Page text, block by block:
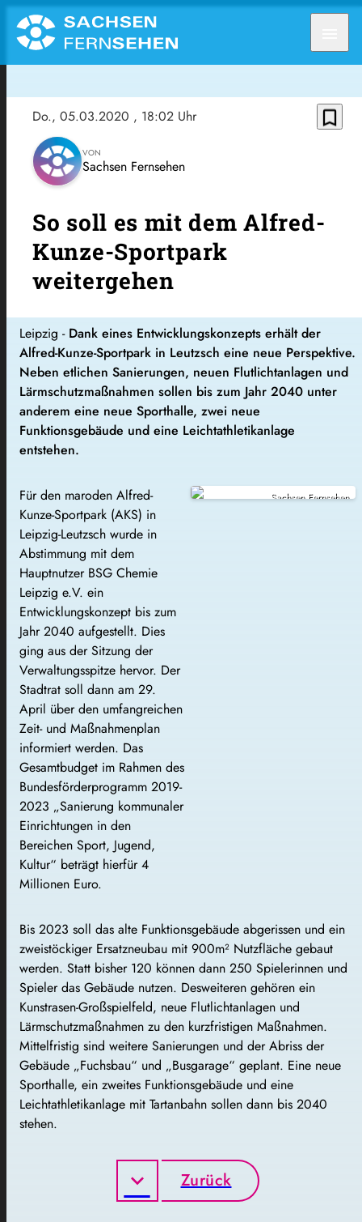
Do., 05.03.2020 , 18:02 Uhr bookmark_border
VON
Sachsen Fernsehen
So soll es mit dem Alfred-
Kunze-Sportpark
weitergehen
Leipzig - Dank eines Entwicklungskonzepts erhält der
Alfred-Kunze-Sportpark in Leutzsch eine neue Perspektive.
Neben etlichen Sanierungen, neuen Flutlichtanlagen und
Lärmschutzmaßnahmen sollen bis zum Jahr 2040 unter
anderem eine neue Sporthalle, zwei neue
Funktionsgebäude und eine Leichtathletikanlage
entstehen.
Für den maroden Alfred-
Kunze-Sportpark (AKS) in
Leipzig-Leutzsch wurde in
Abstimmung mit dem
Hauptnutzer BSG Chemie
Leipzig e.V. ein
Entwicklungskonzept bis zum
Jahr 2040 aufgestellt. Dies
ging aus der Sitzung der
Verwaltungsspitze hervor. Der
Stadtrat soll dann am 29.
April über den umfangreichen
Zeit- und Maßnahmenplan
informiert werden. Das
Gesamtbudget im Rahmen des
Bundesförderprogramm 2019-
2023 „Sanierung kommunaler
Einrichtungen in den
Bereichen Sport, Jugend,
Kultur“ beträgt hierfür 4
Millionen Euro.
Sachsen Fernsehen
Bis 2023 soll das alte Funktionsgebäude abgerissen und ein
zweistöckiger Ersatzneubau mit 900m² Nutzfläche gebaut
werden. Statt bisher 120 können dann 250 Spielerinnen und
Spieler das Gebäude nutzen. Desweiteren gehören ein
Kunstrasen-Großspielfeld, neue Flutlichtanlagen und
Lärmschutzmaßnahmen zu den kurzfristigen Maßnahmen.
Mittelfristig sind weitere Sanierungen und der Abriss der
Gebäude „Fuchsbau“ und „Busgarage“ geplant. Eine neue
Sporthalle, ein zweites Funktionsgebäude und eine
Leichtathletikanlage mit Tartanbahn sollen dann bis 2040
stehen.
Zurück